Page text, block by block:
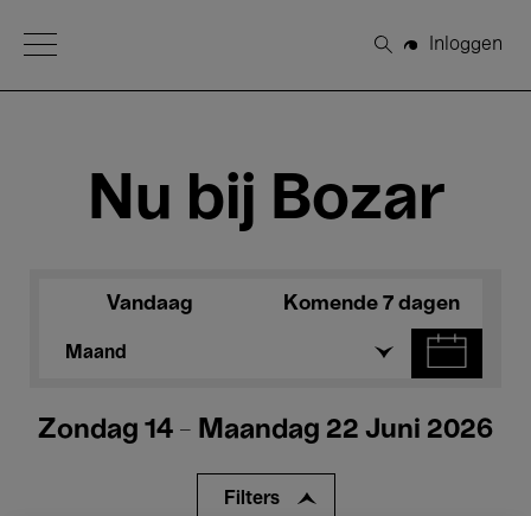
Open Menu
Zoeken
Inloggen
Nu bij Bozar
Vandaag Komende 7 dagen
Maand
Zondag 14 - Maandag 22 Juni 2026
Filters